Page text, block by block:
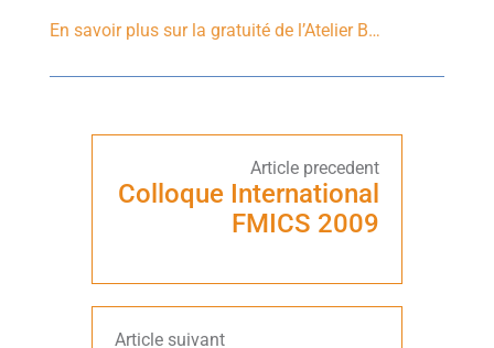
En savoir plus sur la gratuité de l’Atelier B…
Colloque International
FMICS 2009